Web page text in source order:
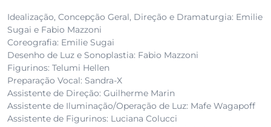
Idealização, Concepção Geral, Direção e Dramaturgia: Emilie
Sugai e Fabio Mazzoni
Coreografia: Emilie Sugai
Desenho de Luz e Sonoplastia: Fabio Mazzoni
Figurinos: Telumi Hellen
Preparação Vocal: Sandra-X
Assistente de Direção: Guilherme Marin
Assistente de Iluminação/Operação de Luz: Mafe Wagapoff
Assistente de Figurinos: Luciana Colucci